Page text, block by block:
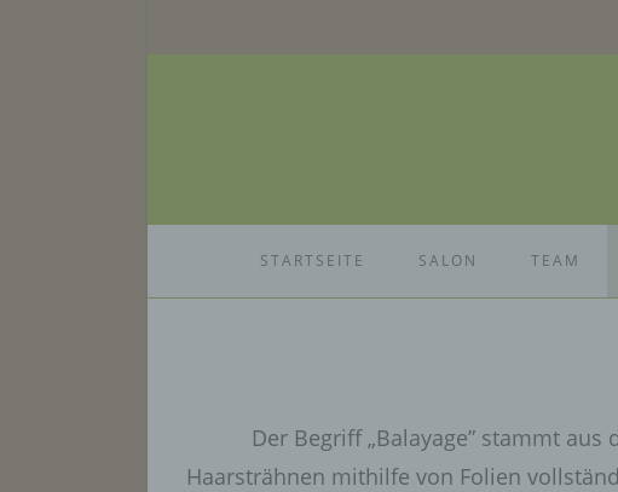
STARTSEITE SALON TEAM
Der Begriff „Balayage” stammt
Haarsträhnen mithilfe von Folien